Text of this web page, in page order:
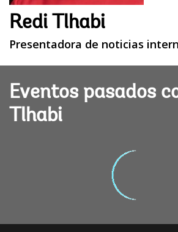
Redi Tlhabi
Presentadora de noticias
Eventos pasados
Tlhabi